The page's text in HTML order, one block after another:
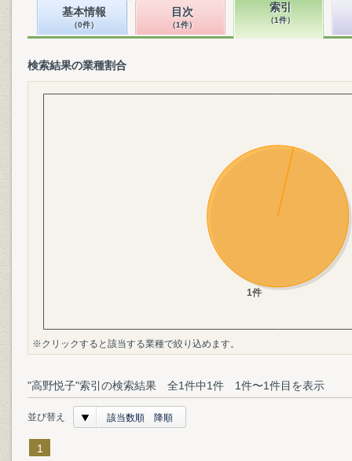
基本情報
（0件）
目次
（1件）
索引
（1件）
検索結果の業種割合
※クリックすると該当する業種で絞り込めます。
"高野悦子"索引の検索結果 全1件中1件 1件〜1件目を表示
並び替え 該当数順 降順
1